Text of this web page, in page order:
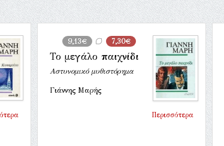
9,13€ 7,30€
Το μεγάλο παιχνίδι
Αστυνομικό μυθιστόρημα
Γιάννης Μαρής
Περισσότερα